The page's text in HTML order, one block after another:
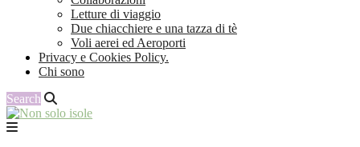
Letture di viaggio
Due chiacchiere e una tazza di tè
Voli aerei ed Aeroporti
Privacy e Cookies Policy.
Chi sono
Search